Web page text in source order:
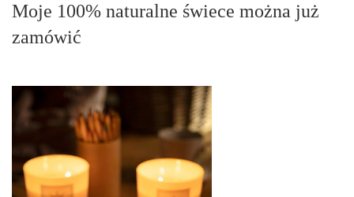
Moje 100% naturalne świece można już
zamówić